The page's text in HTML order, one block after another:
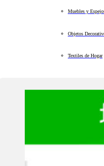
Muebles y
Objetos
Textiles de Hogar